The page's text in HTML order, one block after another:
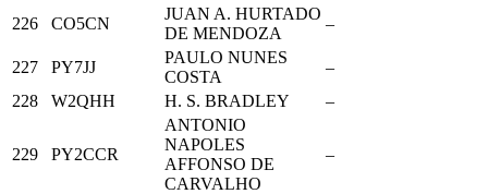
226 CO5CN
JUAN A. HURTADO
DE MENDOZA
–
227 PY7JJ
PAULO NUNES
COSTA
–
228
W2QHH H. S. BRADLEY –
229 PY2CCR
ANTONIO
NAPOLES
AFFONSO DE
CARVALHO
–